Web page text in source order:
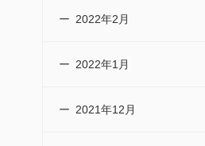
2022年2月
2022年1月
2021年12月